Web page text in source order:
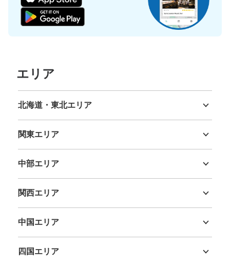
エリア
北海道・東北エリア
関東エリア
中部エリア
関西エリア
中国エリア
四国エリア